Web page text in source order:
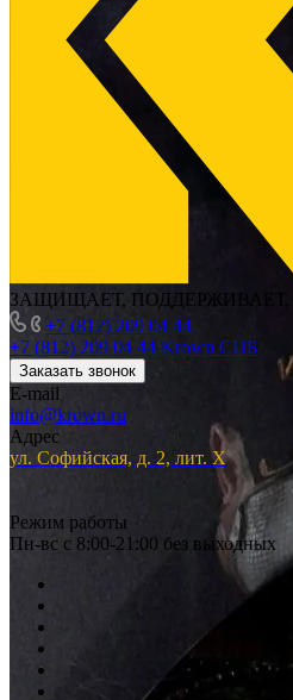
ЗАЩИЩАЕТ, ПОДДЕРЖИВАЕТ,
+7 (812) 209 04 44
+7 (812) 209 04 44 Krown СПБ
Заказать звонок
E-mail
info@krown.ru
Адрес
ул. Софийская, д. 2, лит. Х
Режим работы
Пн-вс с 8:00-21:00 без выходных